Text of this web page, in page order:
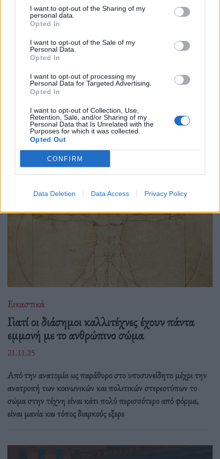
I want to opt-out of the Sharing of my
personal data.
Opted In
I want to opt-out of the Sale of my
Personal Data.
Opted In
I want to opt-out of processing my
Personal Data for Targeted Advertising.
Opted In
I want to opt-out of Collection, Use,
Retention, Sale, and/or Sharing of my
Personal Data that Is Unrelated with the
Purposes for which it was collected.
Opted Out
CONFIRM
Data Deletion Data Access Privacy Policy
Εικαστικά
Library of Us: Η βιβλιοθήκη που κάνει τα
κύματα να διαβάζουν
10.12.25
Στο Μαϊάμι, η Es Devlin στήνει μια περιστρεφόμενη
βιβλιοθήκη στη θάλασσα, μετατρέποντας την ανάγνωση σε
αργή, τελετουργική, συλλογική εμπειρία κάτω από τον
Εικαστικά
Γιατί οι διάσημοι καλλιτέχνες έχουν πάντα
εμμονή με το ανθρώπινο σώμα
21.11.25
Από την ανατομία ως παράθυρο στο υποσυνείδητο μέχρι την
ανατροπή των κοινωνικών και πολιτικών στερεοτύπων το
σώμα στην τέχνη είναι κάτι πολύ περισσότερο από φόρμα,
είναι μανία και τόπος διαρκούς εξερε